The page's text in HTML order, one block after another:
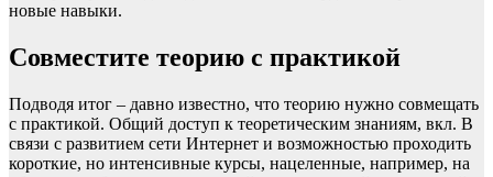
новые навыки.
Совместите теорию с практикой
Подводя итог – давно известно, что теорию нужно совмещать
с практикой. Общий доступ к теоретическим знаниям, вкл. В
связи с развитием сети Интернет и возможностью проходить
короткие, но интенсивные курсы, нацеленные, например, на